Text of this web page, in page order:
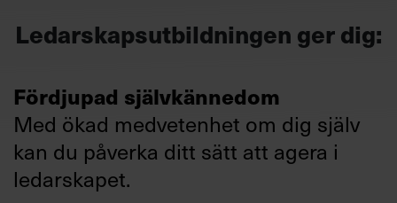
Ledarskapsutbildningen ger dig:
Fördjupad självkännedom
Med ökad medvetenhet om dig själv
kan du påverka ditt sätt att agera i
ledarskapet.